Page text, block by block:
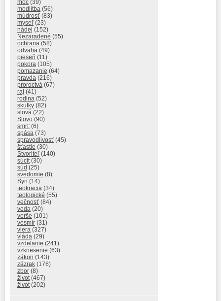
moc (39)
modlitba (56)
múdrosť (83)
myseľ (23)
nádej (152)
Nezaradené (55)
ochrana (58)
odvaha (49)
pieseň (11)
pokora (105)
pomazanie (64)
pravda (216)
proroctvá (67)
raj (41)
rodina (52)
skutky (82)
slová (22)
Slovo (90)
smrť (6)
spása (73)
spravodlivosť (45)
šťastie (30)
Stvoriteľ (140)
súcit (30)
súd (25)
svedomie (8)
Syn (14)
teokracia (34)
teologické (55)
večnosť (84)
veda (20)
verše (101)
vesmír (31)
viera (327)
vláda (29)
vzdelanie (241)
vzkriesenie (63)
zákon (143)
zázrak (176)
zbor (8)
život (467)
život (202)